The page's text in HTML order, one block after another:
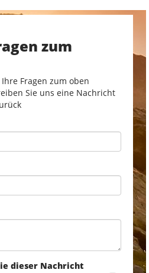
zum
Fragen zum oben
Sie uns eine Nachricht
dieser Nachricht